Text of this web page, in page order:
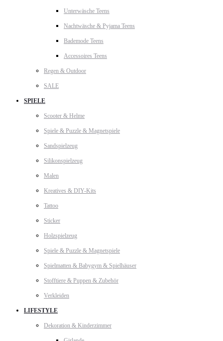
Unterwäsche Teens
Nachtwäsche & Pyjama Teens
Bademode Teens
Accessoires Teens
Regen & Outdoor
SALE
SPIELE
Scooter & Helme
Spiele & Puzzle & Magnetspiele
Sandspielzeug
Silikonspielzeug
Malen
Kreatives & DIY-Kits
Tattoo
Sticker
Holzspielzeug
Spiele & Puzzle & Magnetspiele
Spielmatten & Babygym & Spielhäuser
Stofftiere & Puppen & Zubehör
Verkleiden
LIFESTYLE
Dekoration & Kinderzimmer